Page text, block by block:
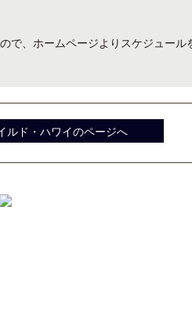
、ホームページよりスケジュール
ルド・ハワイのページへ